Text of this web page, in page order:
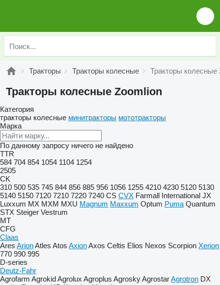
Тракторы Тракторы колесные Тракторы колесные
Тракторы колесные Zoomlion
Категория
тракторы колесные минитракторы мототракторы
Марка
По данному запросу ничего не найдено
TTR
584 704 854 1054 1104 1254
2505
CK
310 500 535 745 844 856 885 956 1056 1255 4210 4230 5120 5130
5140 5150 7120 7210 7220 7240 CS CVX Farmall International JX
Luxxum MX MXM MXU Magnum Maxxum Optum Puma Quantum
STX Steiger Vestrum
MT
CFG
Claas
Ares ArionAtles Atos AxionAxos Celtis Elios Nexos Scorpion Xerion
770 990 995
D-series
Deutz-Fahr
Agrofarm AgrokidAgrolux Agroplus AgroskyAgrostarAgrotron DX